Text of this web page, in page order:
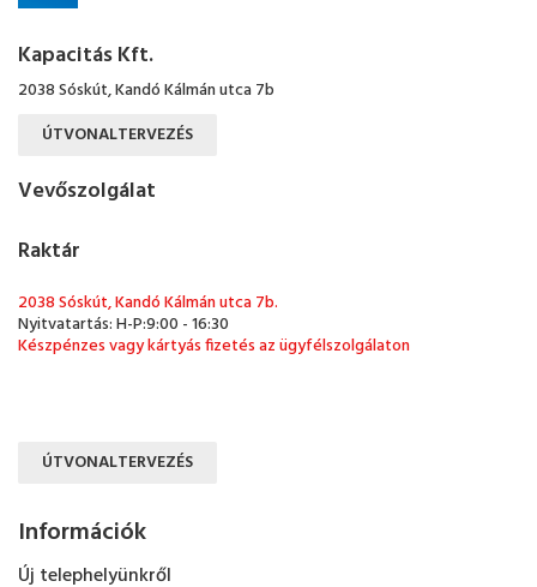
Kapacitás Kft.
2038 Sóskút, Kandó Kálmán utca 7b
ÚTVONALTERVEZÉS
Vevőszolgálat
Raktár
2038 Sóskút, Kandó Kálmán utca 7b.
Nyitvatartás: H-P:9:00 - 16:30
Készpénzes vagy kártyás fizetés az ügyfélszolgálaton
ÚTVONALTERVEZÉS
Információk
Új telephelyünkről